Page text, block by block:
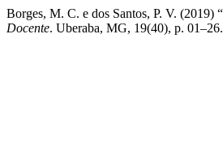
Borges, M. C. e dos Santos, P. V. (2019)
Docente. Uberaba, MG, 19(40), p.